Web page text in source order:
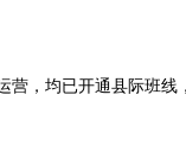
，均已开通县际班线